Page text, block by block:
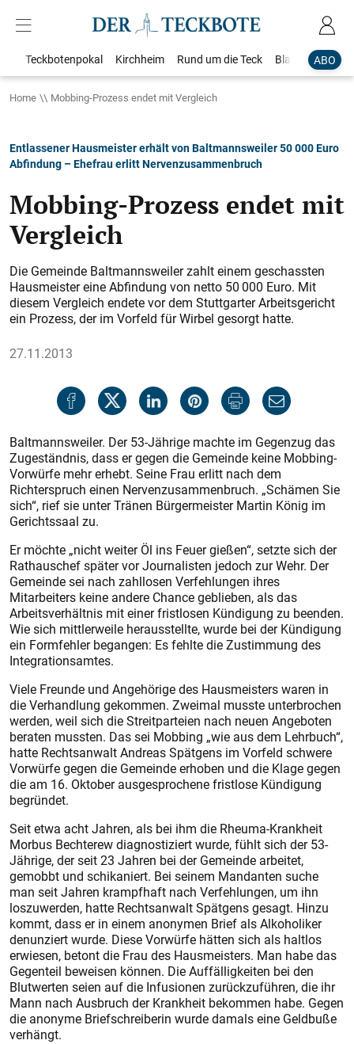
ABO
Teckbotenpokal Kirchheim Rund um die Teck Blaulicht
Home Mobbing-Prozess endet mit Vergleich
Entlassener Hausmeister erhält von Baltmannsweiler 50 000 Euro
Abfindung – Ehefrau erlitt Nervenzusammenbruch
Mobbing-Prozess endet mit
Vergleich
Die Gemeinde Baltmannsweiler zahlt einem geschassten
Hausmeister eine Abfindung von netto 50 000 Euro. Mit
diesem Vergleich endete vor dem Stuttgarter Arbeitsgericht
ein Prozess, der im Vorfeld für Wirbel gesorgt hatte.
27.11.2013
Baltmannsweiler. Der 53-Jährige machte im Gegenzug das
Zugeständnis, dass er gegen die Gemeinde keine Mobbing-
Vorwürfe mehr erhebt. Seine Frau erlitt nach dem
Richterspruch einen Nervenzusammenbruch. „Schämen Sie
sich“, rief sie unter Tränen Bürgermeister Martin König im
Gerichtssaal zu.
Er möchte „nicht weiter Öl ins Feuer gießen“, setzte sich der
Rathauschef später vor Journalisten jedoch zur Wehr. Der
Gemeinde sei nach zahllosen Verfehlungen ihres
Mitarbeiters keine andere Chance geblieben, als das
Arbeitsverhältnis mit einer fristlosen Kündigung zu beenden.
Wie sich mittlerweile herausstellte, wurde bei der Kündigung
ein Formfehler begangen: Es fehlte die Zustimmung des
Integrationsamtes.
Viele Freunde und Angehörige des Hausmeisters waren in
die Verhandlung gekommen. Zweimal musste unterbrochen
werden, weil sich die Streitparteien nach neuen Angeboten
beraten mussten. Das sei Mobbing „wie aus dem Lehrbuch“,
hatte Rechtsanwalt Andreas Spätgens im Vorfeld schwere
Vorwürfe gegen die Gemeinde erhoben und die Klage gegen
die am 16. Oktober ausgesprochene fristlose Kündigung
begründet.
Seit etwa acht Jahren, als bei ihm die Rheuma-Krankheit
Morbus Bechterew diagnostiziert wurde, fühlt sich der 53-
Jährige, der seit 23 Jahren bei der Gemeinde arbeitet,
gemobbt und schikaniert. Bei seinem Mandanten suche
man seit Jahren krampfhaft nach Verfehlungen, um ihn
loszuwerden, hatte Rechtsanwalt Spätgens gesagt. Hinzu
kommt, dass er in einem anonymen Brief als Alkoholiker
denunziert wurde. Diese Vorwürfe hätten sich als haltlos
erwiesen, betont die Frau des Hausmeisters. Man habe das
Gegenteil beweisen können. Die Auffälligkeiten bei den
Blutwerten seien auf die Infusionen zurückzuführen, die ihr
Mann nach Ausbruch der Krankheit bekommen habe. Gegen
die anonyme Briefschreiberin wurde damals eine Geldbuße
verhängt.